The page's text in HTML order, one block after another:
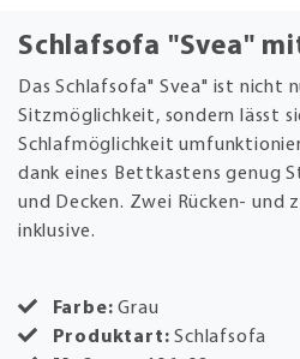
Schlafsofa "Svea"
Das Schlafsofa" Svea" ist nicht
Sitzmöglichkeit, sondern lässt
Schlafmöglichkeit
dank eines Bettkastens genug
und Decken. Zwei Rücken- und
inklusive.
Farbe: Grau
Produktart:Schlafsofa